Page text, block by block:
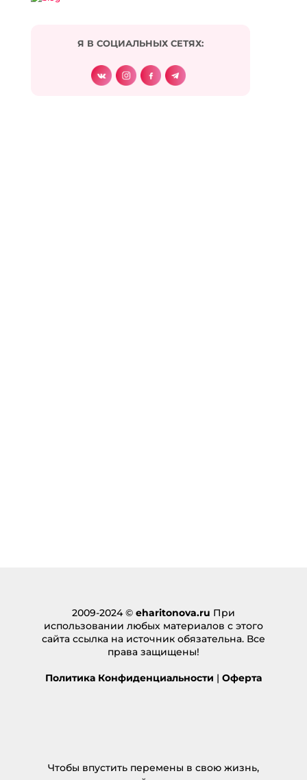
Подписаться на комментарии по e-mail
Я В СОЦИАЛЬНЫХ СЕТЯХ:
2009-2024 © eharitonova.ru При
использовании любых материалов с этого
сайта ссылка на источник обязательна. Все
права защищены!
Политика Конфиденциальности | Оферта
Чтобы впустить перемены в свою жизнь,